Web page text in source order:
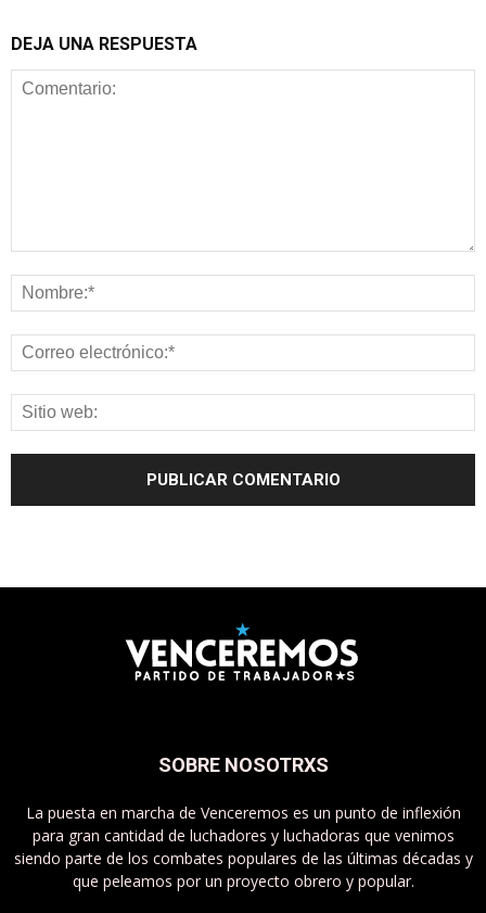
DEJA UNA RESPUESTA
SOBRE NOSOTRXS
La puesta en marcha de Venceremos es un punto de inflexión
para gran cantidad de luchadores y luchadoras que venimos
siendo parte de los combates populares de las últimas décadas y
que peleamos por un proyecto obrero y popular.